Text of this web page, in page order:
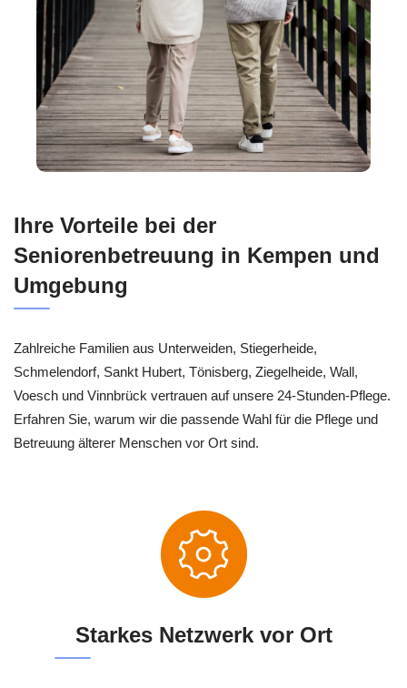
Ihre Vorteile bei der
Seniorenbetreuung in Kempen und
Umgebung
Zahlreiche Familien aus Unterweiden, Stiegerheide,
Schmelendorf, Sankt Hubert, Tönisberg, Ziegelheide, Wall,
Voesch und Vinnbrück vertrauen auf unsere 24-Stunden-Pflege.
Erfahren Sie, warum wir die passende Wahl für die Pflege und
Betreuung älterer Menschen vor Ort sind.
Starkes Netzwerk vor Ort